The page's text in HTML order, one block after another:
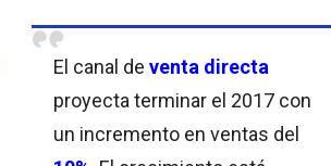
El canal de venta directa
proyecta terminar el 2017 con
un incremento en ventas del